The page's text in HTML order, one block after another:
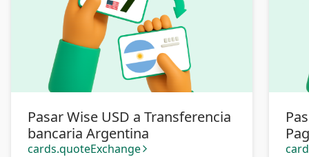
Pasar Wise USD a Transferencia
bancaria Argentina
cards.quoteExchange arrow_forward_ios